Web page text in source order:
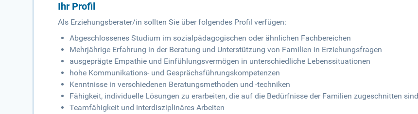
Ihr Profil
Als Erziehungsberater/in sollten Sie über folgendes Profil verfügen:
Abgeschlossenes Studium im sozialpädagogischen oder ähnlichen Fachbereichen
Mehrjährige Erfahrung in der Beratung und Unterstützung von Familien in Erziehungsfragen
ausgeprägte Empathie und Einfühlungsvermögen in unterschiedliche Lebenssituationen
hohe Kommunikations- und Gesprächsführungskompetenzen
Kenntnisse in verschiedenen Beratungsmethoden und -techniken
Fähigkeit, individuelle Lösungen zu erarbeiten, die auf die Bedürfnisse der Familien zugeschnitten sind
Teamfähigkeit und interdisziplinäres Arbeiten